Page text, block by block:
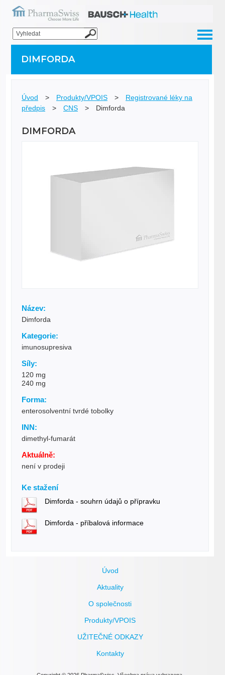
DIMFORDA
Úvod > Produkty/VPOIS >
Registrované léky na
předpis
> CNS > Dimforda
DIMFORDA
Název:
Dimforda
Kategorie:
imunosupresiva
Síly:
120 mg
240 mg
Forma:
enterosolventní tvrdé tobolky
INN:
dimethyl-fumarát
Aktuálně:
není v prodeji
Ke stažení
Dimforda - souhrn údajů o přípravku
Dimforda - příbalová informace
Úvod
Aktuality
O společnosti
Produkty/VPOIS
UŽITEČNÉ ODKAZY
Kontakty